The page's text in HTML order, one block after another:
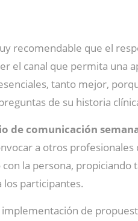
recomendable que el
el canal que permita una
tanto mejor,
de su historia
de comunicación
a otros profesionales
la persona,
los participantes.
de